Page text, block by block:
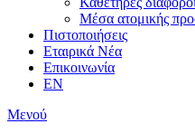
Μέσα ατομικής
Πιστοποιήσεις
Εταιρικά Νέα
Επικοινωνία
EN
Μενού